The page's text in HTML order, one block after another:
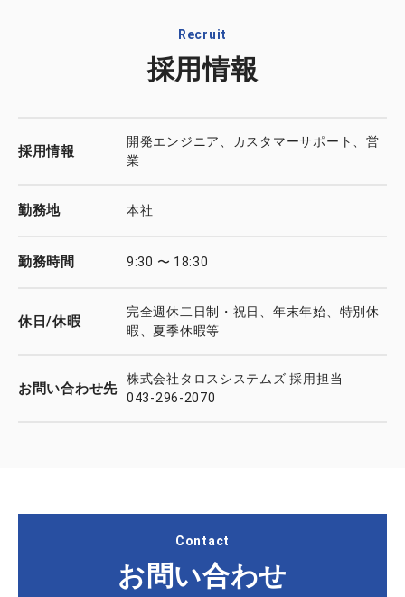
Recruit
採用情報
採用情報
開発エンジニア、カスタマーサポート、営
業
勤務地 本社
勤務時間 9:30 〜 18:30
休日/休暇
完全週休二日制・祝日、年末年始、特別休
暇、夏季休暇等
お問い合わせ先
株式会社タロスシステムズ 採用担当
043-296-2070
Contact
お問い合わせ